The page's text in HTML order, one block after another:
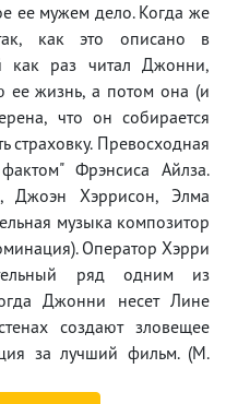
ее мужем дело. Когда же
как это описано в
как раз читал Джонни,
ее жизнь, а потом она (и
что он собирается
страховку. Превосходная
Фрэнсиса Айлза.
Джоэн Хэррисон, Элма
музыка композитор
Оператор Хэрри
ряд одним из
Джонни несет Лине
создают зловещее
за лучший фильм. (М.